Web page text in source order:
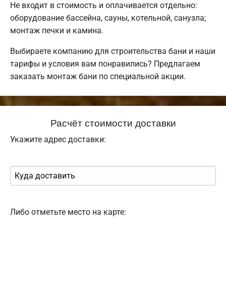
Не входит в стоимость и оплачивается отдельно:
оборудование бассейна, сауны, котельной, санузла;
монтаж печки и камина.
Выбираете компанию для строительства бани и наши
тарифы и условия вам понравились? Предлагаем
заказать монтаж бани по специальной акции.
Расчёт стоимости доставки
Укажите адрес доставки:
Либо отметьте место на карте: